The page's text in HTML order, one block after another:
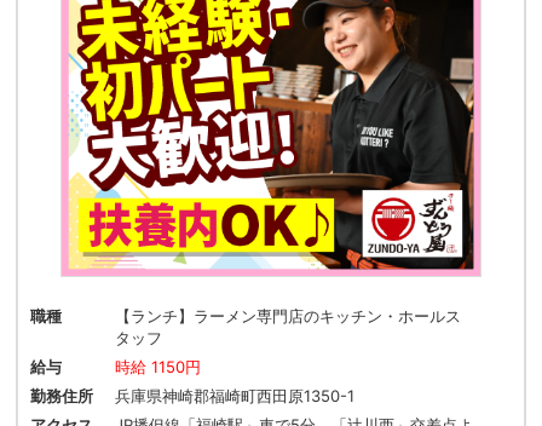
職種
【ランチ】ラーメン専門店のキッチン・ホールス
タッフ
給与
時給 1150円
勤務住所
兵庫県神崎郡福崎町西田原1350-1